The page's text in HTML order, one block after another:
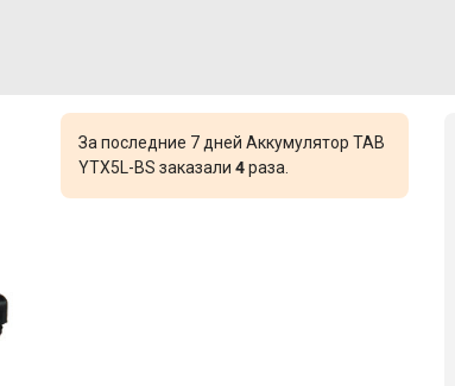
За последние 7 дней Аккумулятор TAB
YTX5L-BS заказали 4раза.